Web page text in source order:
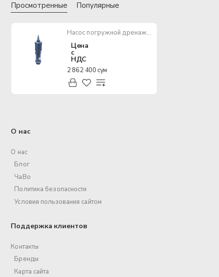
Просмотренные Популярные
Насос погружной дренажный GIDROX QD10-50/4-2.8A 2800W
Цена
с
НДС
2 862 400 сум
О нас
О нас
Блог
ЧаВо
Политика безопасности
Условия пользования сайтом
Поддержка клиентов
Контакты
Бренды
Карта сайта